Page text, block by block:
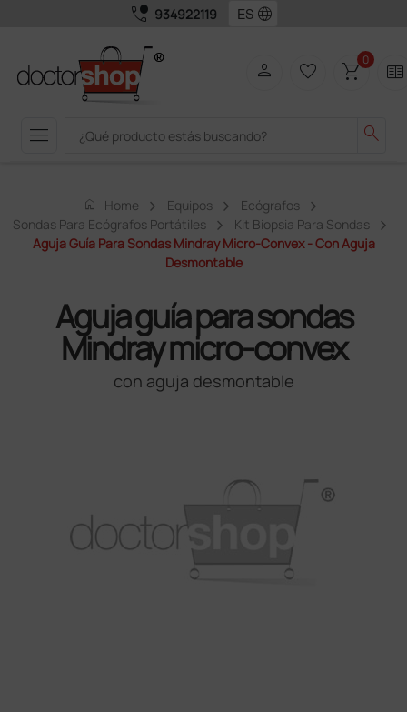
call_quality 934922119 language
menu search
person favorite_border shopping_cart0 two_pager
home Home Equipos
Ecógrafos
Sondas Para Ecógrafos Portátiles
Kit Biopsia Para Sondas
Aguja Guía Para Sondas Mindray Micro-Convex - Con Aguja
Desmontable
Aguja guía para sondas
Mindray micro-convex
con aguja desmontable